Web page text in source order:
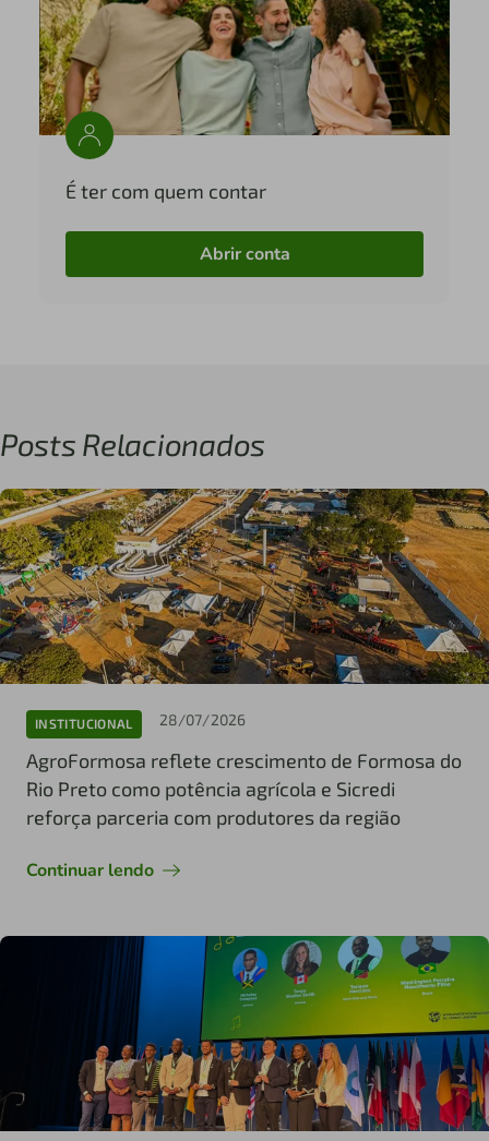
É ter com quem contar
Abrir conta
Posts Relacionados
INSTITUCIONAL 28/07/2026
AgroFormosa reflete crescimento de Formosa do
Rio Preto como potência agrícola e Sicredi
reforça parceria com produtores da região
Continuar lendo